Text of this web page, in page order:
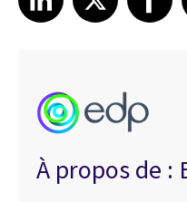
À propos de :